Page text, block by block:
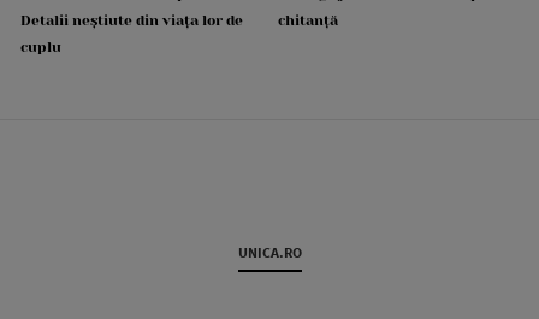
Detalii neștiute din viața lor de
cuplu
chitanță
UNICA.RO